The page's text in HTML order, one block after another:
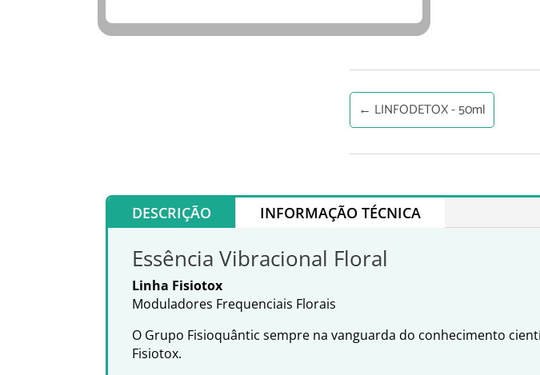
← LINFODETOX - 50ml
DESCRIÇÃO INFORMAÇÃO TÉCNICA
Essência Vibracional Floral
Linha Fisiotox
Moduladores Frequenciais Florais
O Grupo Fisioquântic sempre na vanguarda do conhecimento
Fisiotox.